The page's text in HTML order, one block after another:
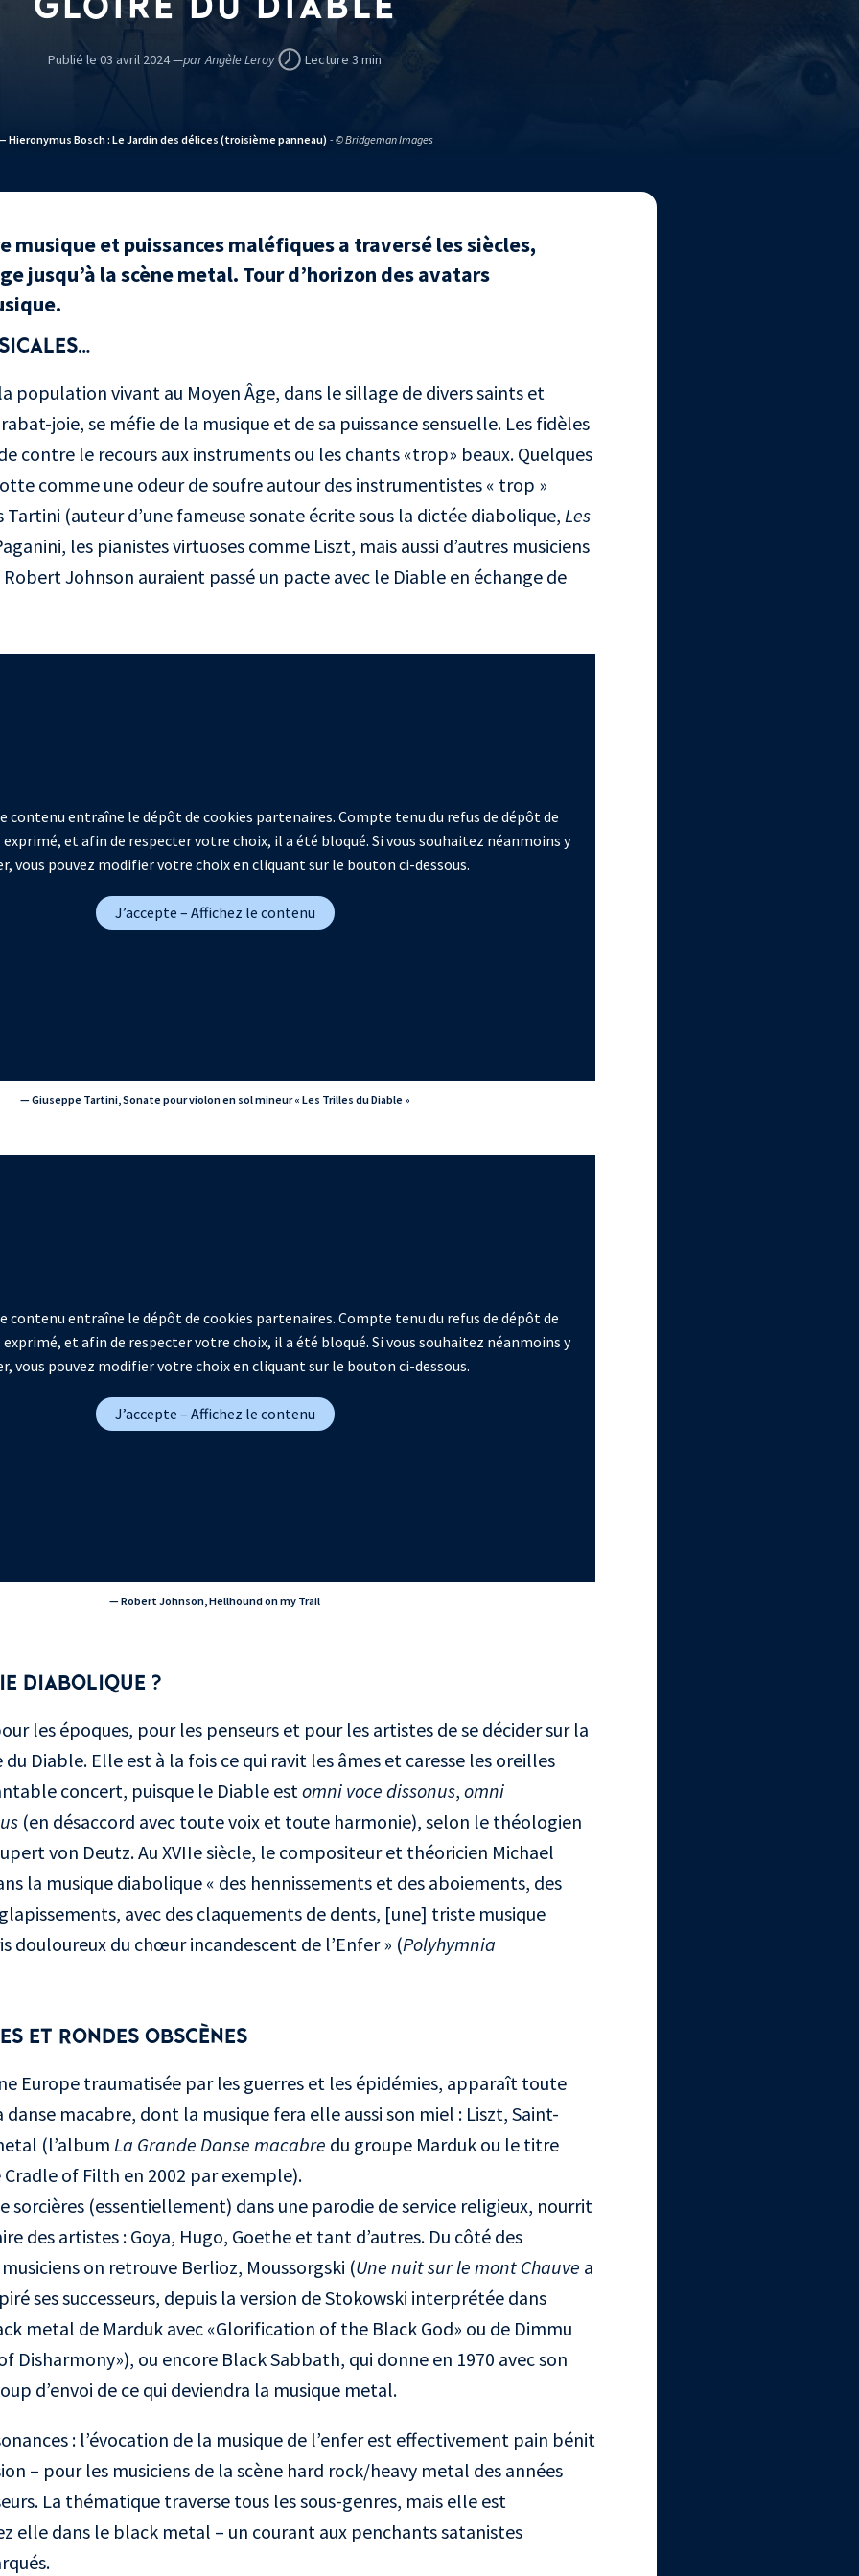
GLOIRE DU DIABLE
Publié le 03 avril 2024 —par Angèle Leroy Lecture 3 min
Hieronymus Bosch : Le Jardin des délices (troisième panneau) - © Bridgeman Images
musique et puissances maléfiques a traversé les siècles,
jusqu’à la scène metal. Tour d’horizon des avatars
population vivant au Moyen Âge, dans le sillage de divers saints et
joie, se méfie de la musique et de sa puissance sensuelle. Les fidèles
contre le recours aux instruments ou les chants «trop» beaux. Quelques
comme une odeur de soufre autour des instrumentistes « trop »
Tartini (auteur d’une fameuse sonate écrite sous la dictée diabolique, Les
les pianistes virtuoses comme Liszt, mais aussi d’autres musiciens
Johnson auraient passé un pacte avec le Diable en échange de
contenu entraîne le dépôt de cookies partenaires. Compte tenu du refus de dépôt de
exprimé, et afin de respecter votre choix, il a été bloqué. Si vous souhaitez néanmoins y
vous pouvez modifier votre choix en cliquant sur le bouton ci-dessous.
J’accepte – Affichez le contenu
— Giuseppe Tartini, Sonate pour violon en sol mineur « Les Trilles du Diable »
contenu entraîne le dépôt de cookies partenaires. Compte tenu du refus de dépôt de
exprimé, et afin de respecter votre choix, il a été bloqué. Si vous souhaitez néanmoins y
vous pouvez modifier votre choix en cliquant sur le bouton ci-dessous.
J’accepte – Affichez le contenu
— Robert Johnson, Hellhound on my Trail
DIABOLIQUE ?
les époques, pour les penseurs et pour les artistes de se décider sur la
Diable. Elle est à la fois ce qui ravit les âmes et caresse les oreilles
concert, puisque le Diable est omni voce dissonus, omni
(en désaccord avec toute voix et toute harmonie), selon le théologien
von Deutz. Au XVIIe siècle, le compositeur et théoricien Michael
la musique diabolique « des hennissements et des aboiements, des
avec des claquements de dents, [une] triste musique
douloureux du chœur incandescent de l’Enfer » (Polyhymnia
ET RONDES OBSCÈNES
Europe traumatisée par les guerres et les épidémies, apparaît toute
danse macabre, dont la musique fera elle aussi son miel : Liszt, Saint-
(l’album La Grande Danse macabre du groupe Marduk ou le titre
Cradle of Filth en 2002 par exemple).
sorcières (essentiellement) dans une parodie de service religieux, nourrit
des artistes : Goya, Hugo, Goethe et tant d’autres. Du côté des
on retrouve Berlioz, Moussorgski (Une nuit sur le mont Chauve a
ses successeurs, depuis la version de Stokowski interprétée dans
metal de Marduk avec «Glorification of the Black God» ou de Dimmu
Disharmony»), ou encore Black Sabbath, qui donne en 1970 avec son
d’envoi de ce qui deviendra la musique metal.
: l’évocation de la musique de l’enfer est effectivement pain bénit
– pour les musiciens de la scène hard rock/heavy metal des années
La thématique traverse tous les sous-genres, mais elle est
elle dans le black metal – un courant aux penchants satanistes